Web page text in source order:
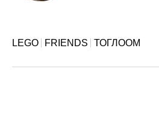
LEGO FRIENDS ТОГЛООМ